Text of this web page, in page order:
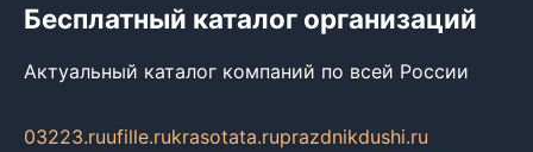
Бесплатный каталог организаций
Актуальный каталог компаний по всей России
03223.ruufille.rukrasotata.ruprazdnikdushi.ru